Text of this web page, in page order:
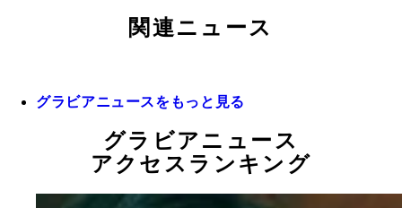
関連ニュース
グラビアニュースをもっと見る
グラビアニュース
アクセスランキング